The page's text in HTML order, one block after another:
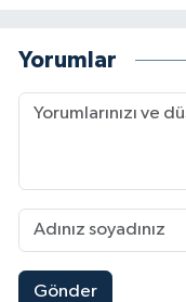
Yorumlar
Gönder